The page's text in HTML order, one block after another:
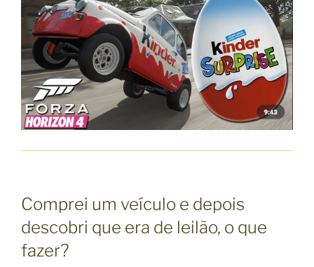
Comprei um veículo e depois
descobri que era de leilão, o que
fazer?